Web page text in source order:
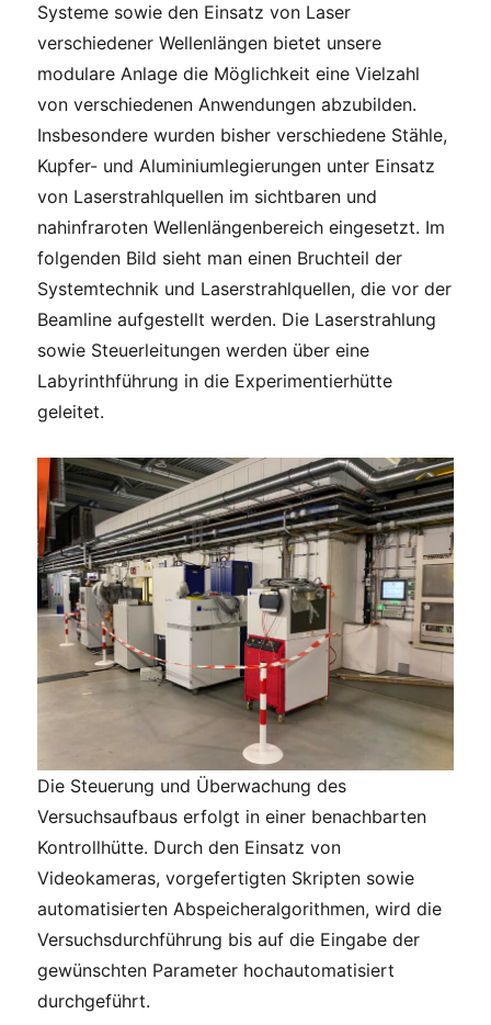
Systeme sowie den Einsatz von Laser
verschiedener Wellenlängen bietet unsere
modulare Anlage die Möglichkeit eine Vielzahl
von verschiedenen Anwendungen abzubilden.
Insbesondere wurden bisher verschiedene Stähle,
Kupfer- und Aluminiumlegierungen unter Einsatz
von Laserstrahlquellen im sichtbaren und
nahinfraroten Wellenlängenbereich eingesetzt. Im
folgenden Bild sieht man einen Bruchteil der
Systemtechnik und Laserstrahlquellen, die vor der
Beamline aufgestellt werden. Die Laserstrahlung
sowie Steuerleitungen werden über eine
Labyrinthführung in die Experimentierhütte
geleitet.
Die Steuerung und Überwachung des
Versuchsaufbaus erfolgt in einer benachbarten
Kontrollhütte. Durch den Einsatz von
Videokameras, vorgefertigten Skripten sowie
automatisierten Abspeicheralgorithmen, wird die
Versuchsdurchführung bis auf die Eingabe der
gewünschten Parameter hochautomatisiert
durchgeführt.